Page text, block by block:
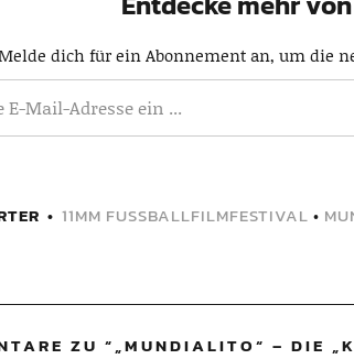
dich für ein Abonnement an, um die
11MM FUSSBALLFILMFESTIVAL •
ZU “„MUNDIALITO“ – DIE